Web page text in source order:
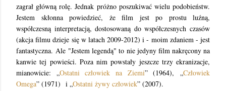
zagrał główną rolę. Jednak próżno poszukiwać wielu podobieństw.
Jestem skłonna powiedzieć, że film jest po prostu luźną,
współczesną interpretacją, dostosowaną do współczesnych czasów
(akcja filmu dzieje się w latach 2009-2012) i - moim zdaniem - jest
fantastyczna. Ale "Jestem legendą" to nie jedyny film nakręcony na
kanwie tej powieści. Poza nim powstały jeszcze trzy ekranizacje,
mianowicie: „Ostatni człowiek na Ziemi” (1964), „Człowiek
Omega” (1971) i „Ostatni żywy człowiek” (2007).